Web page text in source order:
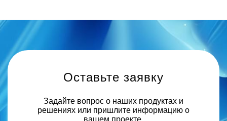
Оставьте заявку
Задайте вопрос о наших продуктах и
решениях или пришлите информацию о
вашем проекте.